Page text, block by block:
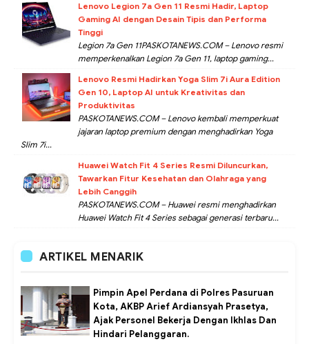
Lenovo Legion 7a Gen 11 Resmi Hadir, Laptop
Gaming AI dengan Desain Tipis dan Performa
Tinggi
Legion 7a Gen 11PASKOTANEWS.COM – Lenovo resmi
memperkenalkan Legion 7a Gen 11, laptop gaming...
Lenovo Resmi Hadirkan Yoga Slim 7i Aura Edition
Gen 10, Laptop AI untuk Kreativitas dan
Produktivitas
PASKOTANEWS.COM – Lenovo kembali memperkuat
jajaran laptop premium dengan menghadirkan Yoga
Slim 7i...
Huawei Watch Fit 4 Series Resmi Diluncurkan,
Tawarkan Fitur Kesehatan dan Olahraga yang
Lebih Canggih
PASKOTANEWS.COM – Huawei resmi menghadirkan
Huawei Watch Fit 4 Series sebagai generasi terbaru...
ARTIKEL MENARIK
Pimpin Apel Perdana di Polres Pasuruan
Kota, AKBP Arief Ardiansyah Prasetya,
Ajak Personel Bekerja Dengan Ikhlas Dan
Hindari Pelanggaran.